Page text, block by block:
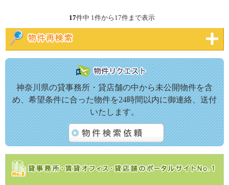
神奈川県の貸事務所・貸店舗の中から未公開物件を含
め、希望条件に合った物件を24時間以内に御連絡、送付
いたします。
17件中 1件から17件まで表示